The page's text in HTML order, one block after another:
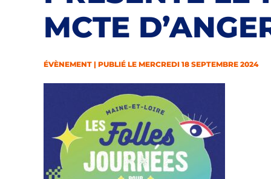
MCTE
ÉVÈNEMENT | PUBLIÉ LE MERCREDI 18 SEPTEMBRE 2024